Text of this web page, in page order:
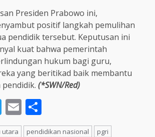
Presiden Prabowo ini,
positif langkah pemulihan
pendidik tersebut. Keputusan ini
kuat bahwa pemerintah
hukum bagi guru,
yang beritikad baik membantu
(*SWN/Red)
Twitter
Email
utara pendidikan nasional
pgri